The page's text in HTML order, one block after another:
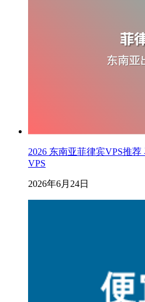
2026 东南亚菲律宾VPS推
VPS
2026年6月24日